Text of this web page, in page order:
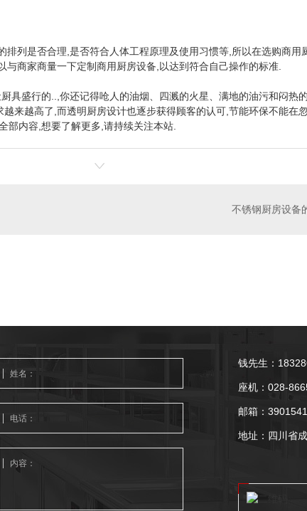
列是否合理,是否符合人体工程原理及使用习惯等,所以在选购商用
与商家商量一下定制商用厨房设备,以达到符合自己操作的标准.
具盛行的..,你还记得呛人的油烟、四溅的火星、满地的油污和闷热
来越高了,而透明厨房设计也逐步获得顾客的认可,节能环保不能在
部内容,想要了解更多,请持续关注本站.
不锈钢厨房设备
钱先生：
座机：028-
邮箱：
地址：四川省